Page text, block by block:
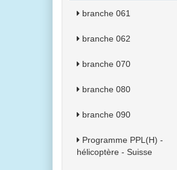
branche 061
branche 062
branche 070
branche 080
branche 090
Programme PPL(H) -
hélicoptère - Suisse